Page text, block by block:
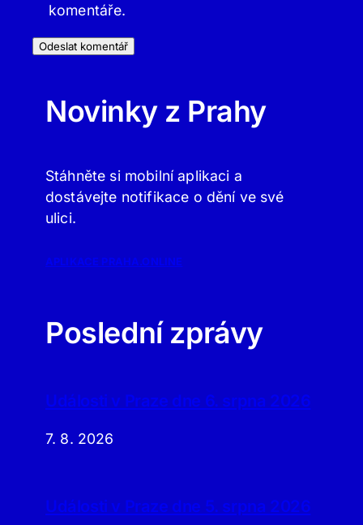
komentáře.
Novinky z Prahy
Stáhněte si mobilní aplikaci a
dostávejte notifikace o dění ve své
ulici.
APLIKACE PRAHA.ONLINE
Poslední zprávy
Události v Praze dne 6. srpna 2026
7. 8. 2026
Události v Praze dne 5. srpna 2026